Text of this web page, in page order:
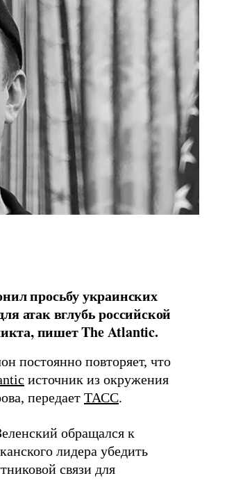
просьбу украинских
атак вглубь российской
пишет The Atlantic.
постоянно повторяет, что
источник из окружения
передает ТАСС.
обращался к
лидера убедить
связи для